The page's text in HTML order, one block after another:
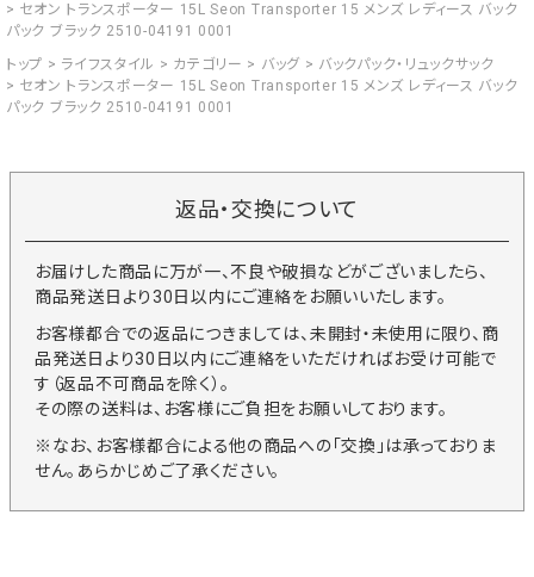
セオン トランスポーター 15L Seon Transporter 15 メンズ レディース バック
パック ブラック 2510-04191 0001
トップ
ライフスタイル カテゴリー バッグ
バックパック・リュックサック
セオン トランスポーター 15L Seon Transporter 15 メンズ レディース バック
パック ブラック 2510-04191 0001
返品・交換について
お届けした商品に万が一、不良や破損などがございましたら、
商品発送日より30日以内にご連絡をお願いいたします。
お客様都合での返品につきましては、未開封・未使用に限り、商
品発送日より30日以内にご連絡をいただければお受け可能で
す（返品不可商品を除く）。
その際の送料は、お客様にご負担をお願いしております。
※なお、お客様都合による他の商品への「交換」は承っておりま
せん。あらかじめご了承ください。